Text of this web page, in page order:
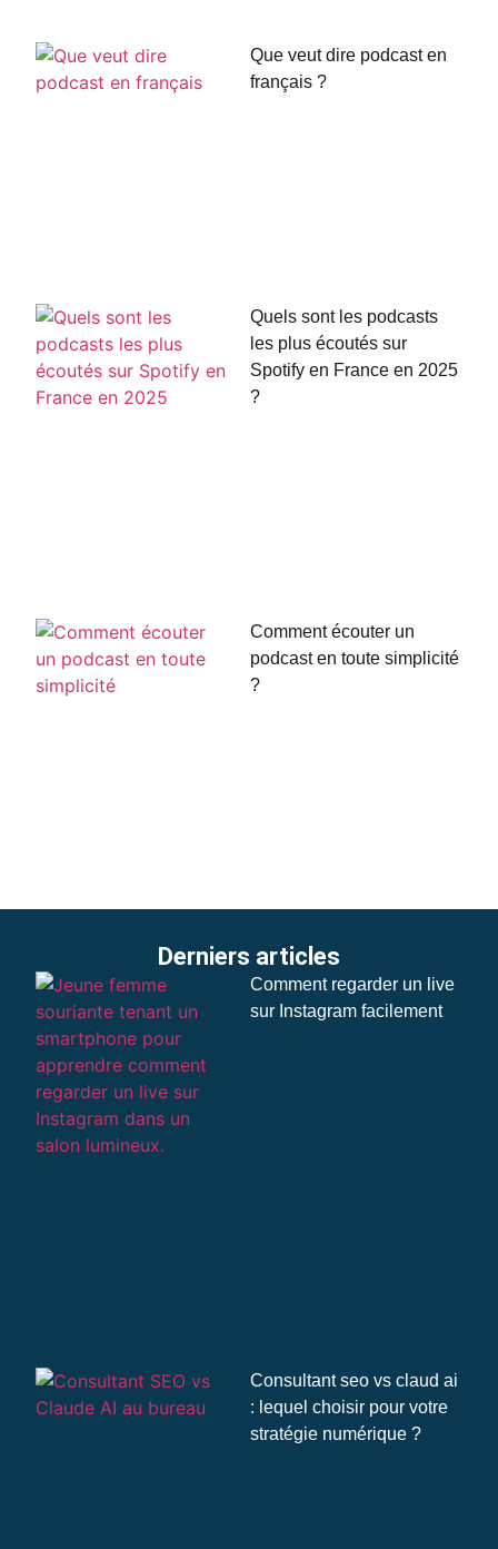
Que veut dire podcast en
français ?
Quels sont les podcasts
les plus écoutés sur
Spotify en France en 2025
?
Comment écouter un
podcast en toute simplicité
?
Derniers articles
Comment regarder un live
sur Instagram facilement
Consultant seo vs claud ai
: lequel choisir pour votre
stratégie numérique ?